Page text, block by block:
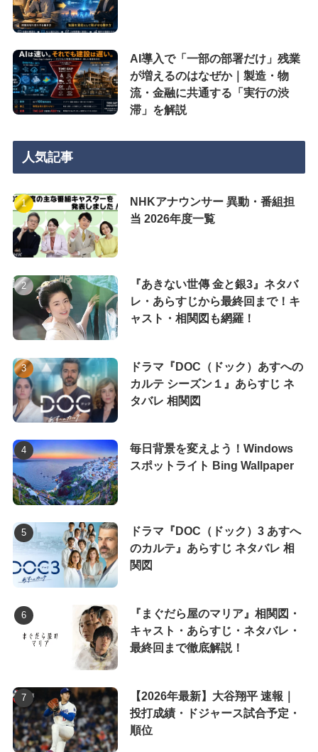
AI導入で「一部の部署だけ」残業
が増えるのはなぜか｜製造・物
流・金融に共通する「実行の渋
滞」を解説
人気記事
NHKアナウンサー 異動・番組担
当 2026年度一覧
『あきない世傳 金と銀3』ネタバ
レ・あらすじから最終回まで！キ
ャスト・相関図も網羅！
ドラマ『DOC（ドック）あすへの
カルテ シーズン１』あらすじ ネ
タバレ 相関図
毎日背景を変えよう！Windows
スポットライト Bing Wallpaper
ドラマ『DOC（ドック）3 あすへ
のカルテ』あらすじ ネタバレ 相
関図
『まぐだら屋のマリア』相関図・
キャスト・あらすじ・ネタバレ・
最終回まで徹底解説！
【2026年最新】大谷翔平 速報｜
投打成績・ドジャース試合予定・
順位